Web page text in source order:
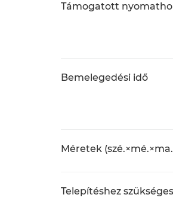
Támogatott
Bemelegedési idő
Méretek
Telepítéshez